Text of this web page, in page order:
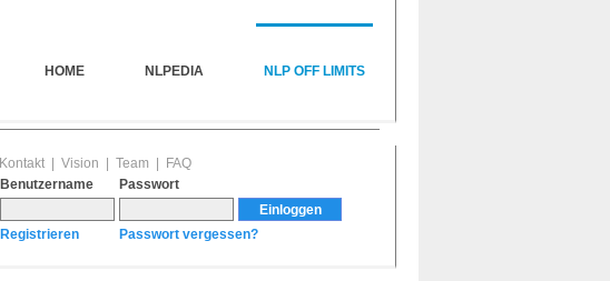
HOME NLPEDIA NLP OFF LIMITS
Kontakt Vision Team
FAQ
Benutzername
Passwort
Registrieren Passwort vergessen?